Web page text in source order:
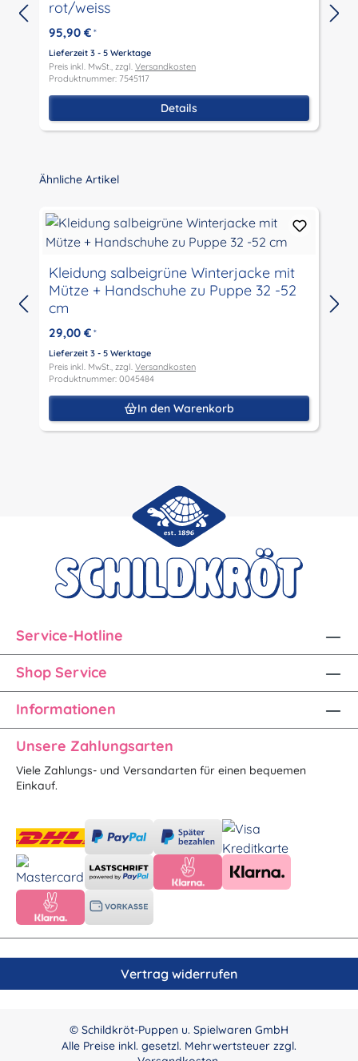
rot/weiss
95,90 € *
Lieferzeit 3 - 5 Werktage
Preis inkl. MwSt., zzgl. Versandkosten
Produktnummer: 7545117
Details
Produktgalerie überspringen
Ähnliche Artikel
Kleidung salbeigrüne Winterjacke mit
Mütze + Handschuhe zu Puppe 32 -52
cm
29,00 € *
Lieferzeit 3 - 5 Werktage
Preis inkl. MwSt., zzgl. Versandkosten
Produktnummer: 0045484
In den Warenkorb
Service-Hotline
Shop Service
Informationen
Unsere Zahlungsarten
Viele Zahlungs- und Versandarten für einen bequemen
Einkauf.
Vertrag widerrufen
© Schildkröt-Puppen u. Spielwaren GmbH
Alle Preise inkl. gesetzl. Mehrwertsteuer zzgl.